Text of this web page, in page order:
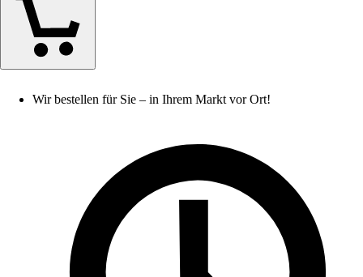
Wir bestellen für Sie – in Ihrem Markt vor Ort!